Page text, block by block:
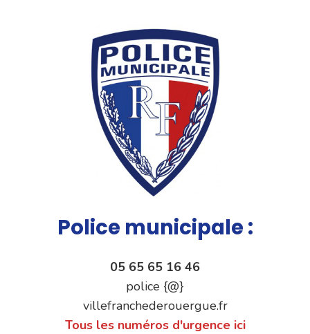
Police municipale :
05 65 65 16 46
police {@}
villefranchederouergue.fr
Tous les numéros d'urgence ici